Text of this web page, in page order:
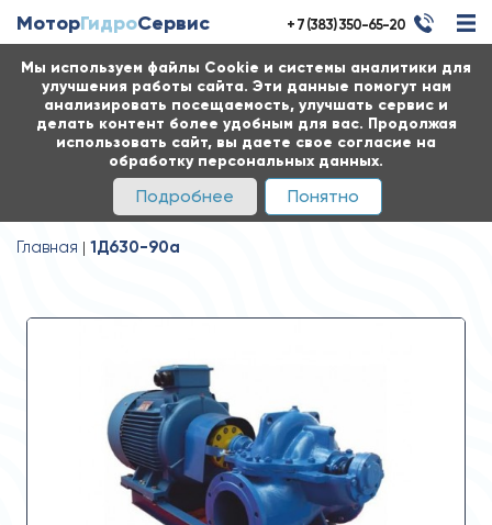
Мы используем файлы Cookie и системы аналитики для
улучшения работы сайта. Эти данные помогут нам
анализировать посещаемость, улучшать сервис и
делать контент более удобным для вас. Продолжая
использовать сайт, вы даете свое согласие на
обработку персональных данных.
Подробнее Понятно
МоторГидроСервис + 7 (383) 350-65-20
Главная 1Д630-90а